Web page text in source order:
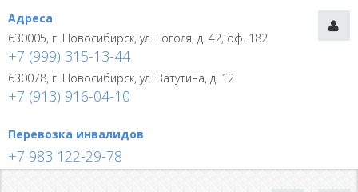
Адреса
630005, г. Новосибирск, ул. Гоголя, д. 42, оф. 182
+7 (999) 315-13-44
630078, г. Новосибирск, ул. Ватутина, д. 12
+7 (913) 916-04-10
Перевозка инвалидов
+7 983 122-29-78